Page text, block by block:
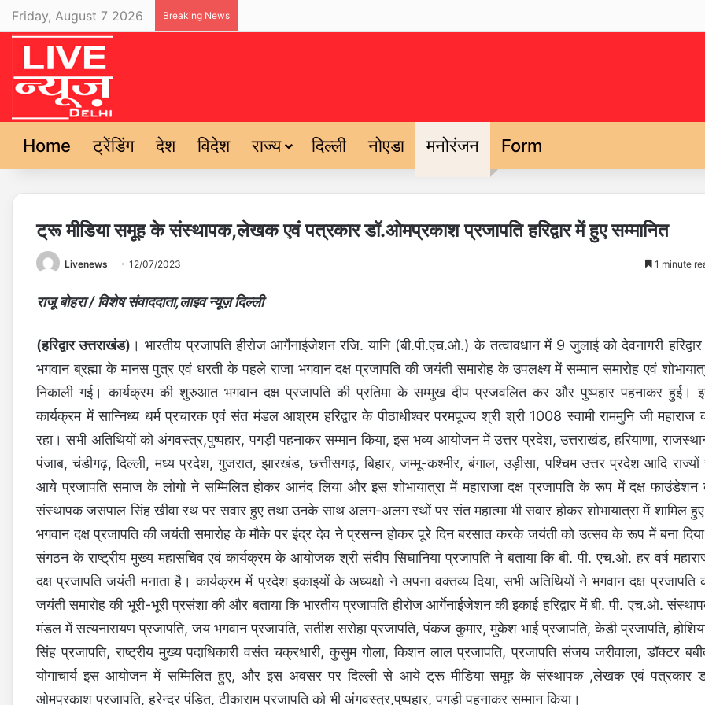
Friday, August 7 2026 Breaking News
Home ट्रेंडिंग देश विदेश राज्य दिल्ली नोएडा मनोरंजन Form
ट्रू मीडिया समूह के संस्थापक,लेखक एवं पत्रकार डॉ.ओमप्रकाश प्रजापति हरिद्वार में हुए सम्मानित
Livenews 12/07/2023 1 minute
राजू बोहरा / विशेष संवाददाता,लाइव न्यूज़ दिल्ली
(हरिद्वार उत्तराखंड) । भारतीय प्रजापति हीरोज आर्गेनाईजेशन रजि. यानि (बी.पी.एच.ओ.) के तत्वावधान में 9 जुलाई को देवनागरी
भगवान ब्रह्मा के मानस पुत्र एवं धरती के पहले राजा भगवान दक्ष प्रजापति की जयंती समारोह के उपलक्ष्य में सम्मान समारोह एवं
निकाली गई। कार्यक्रम की शुरुआत भगवान दक्ष प्रजापति की प्रतिमा के सम्मुख दीप प्रजवलित कर और पुष्पहार पहनाकर हुई।
कार्यक्रम में सान्निध्य धर्म प्रचारक एवं संत मंडल आश्रम हरिद्वार के पीठाधीश्वर परमपूज्य श्री श्री 1008 स्वामी राममुनि जी महाराज
रहा। सभी अतिथियों को अंगवस्त्र,पुष्पहार, पगड़ी पहनाकर सम्मान किया, इस भव्य आयोजन में उत्तर प्रदेश, उत्तराखंड, हरियाणा,
पंजाब, चंडीगढ़, दिल्ली, मध्य प्रदेश, गुजरात, झारखंड, छत्तीसगढ़, बिहार, जम्मू-कश्मीर, बंगाल, उड़ीसा, पश्चिम उत्तर प्रदेश आदि
आये प्रजापति समाज के लोगो ने सम्मिलित होकर आनंद लिया और इस शोभायात्रा में महाराजा दक्ष प्रजापति के रूप में दक्ष
संस्थापक जसपाल सिंह खीवा रथ पर सवार हुए तथा उनके साथ अलग-अलग रथों पर संत महात्मा भी सवार होकर शोभायात्रा में शामिल
भगवान दक्ष प्रजापति की जयंती समारोह के मौके पर इंद्र देव ने प्रसन्न होकर पूरे दिन बरसात करके जयंती को उत्सव के रूप में बना
संगठन के राष्ट्रीय मुख्य महासचिव एवं कार्यक्रम के आयोजक श्री संदीप सिघानिया प्रजापति ने बताया कि बी. पी. एच.ओ. हर वर्ष
दक्ष प्रजापति जयंती मनाता है। कार्यक्रम में प्रदेश इकाइयों के अध्यक्षो ने अपना वक्तव्य दिया, सभी अतिथियों ने भगवान दक्ष प्रजापति
जयंती समारोह की भूरी-भूरी प्रसंशा की और बताया कि भारतीय प्रजापति हीरोज आर्गेनाईजेशन की इकाई हरिद्वार में बी. पी. एच.ओ.
मंडल में सत्यनारायण प्रजापति, जय भगवान प्रजापति, सतीश सरोहा प्रजापति, पंकज कुमार, मुकेश भाई प्रजापति, केडी प्रजापति,
सिंह प्रजापति, राष्ट्रीय मुख्य पदाधिकारी वसंत चक्रधारी, कुसुम गोला, किशन लाल प्रजापति, प्रजापति संजय जरीवाला, डॉक्टर
योगाचार्य इस आयोजन में सम्मिलित हुए, और इस अवसर पर दिल्ली से आये ट्रू मीडिया समूह के संस्थापक ,लेखक एवं पत्रकार
ओमप्रकाश प्रजापति, हरेन्द्र पंडित, टीकाराम प्रजापति को भी अंगवस्त्र,पुष्पहार, पगड़ी पहनाकर सम्मान किया।